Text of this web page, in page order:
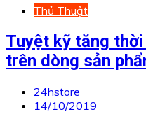
Thủ Thuật
Tuyệt kỹ tăng
trên dòng sản
24hstore
14/10/2019